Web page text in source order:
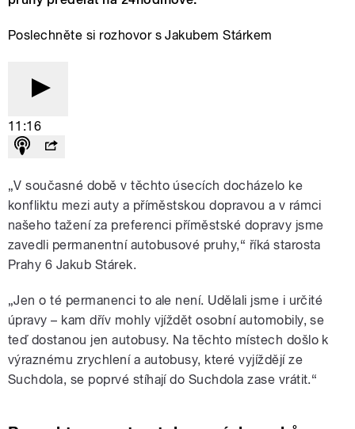
Poslechněte si rozhovor s Jakubem Stárkem
11:16
„V současné době v těchto úsecích docházelo ke
konfliktu mezi auty a příměstskou dopravou a v rámci
našeho tažení za preferenci příměstské dopravy jsme
zavedli permanentní autobusové pruhy,“ říká starosta
Prahy 6 Jakub Stárek.
„Jen o té permanenci to ale není. Udělali jsme i určité
úpravy – kam dřív mohly vjíždět osobní automobily, se
teď dostanou jen autobusy. Na těchto místech došlo k
výraznému zrychlení a autobusy, které vyjíždějí ze
Suchdola, se poprvé stíhají do Suchdola zase vrátit.“